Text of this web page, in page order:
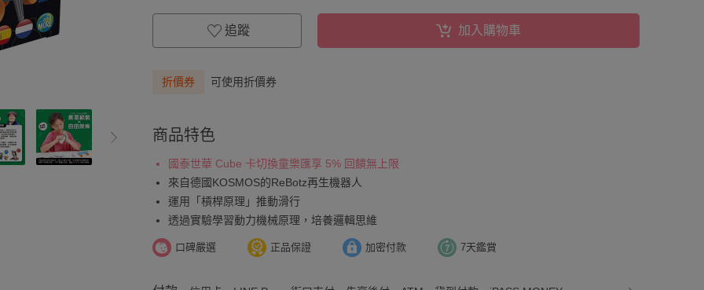
追蹤 加入購物車
折價券 可使用折價券
商品特色
國泰世華 Cube 卡切換童樂匯享 5% 回饋無上限
來自德國KOSMOS的ReBotz再生機器人
運用「槓桿原理」推動滑行
透過實驗學習動力機械原理，培養邏輯思維
口碑嚴選 正品保證 加密付款 7天鑑賞